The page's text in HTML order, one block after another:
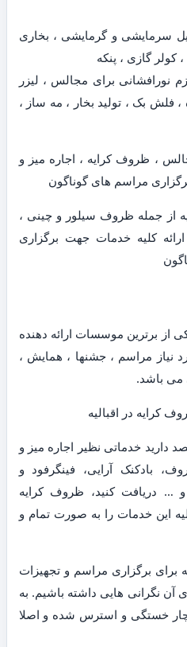
سرمایشی و گرمایشی ، بخاری
کولر گازی ، پنکه
نورافشانی برای مجالس ، لیزر
فلش بک ، تولید بخار ، مه ساز ،
، ظروف کرایه ، اجاره میز و
مراسم های گوناگون
از جمله ظروف سیلور و چینی ،
کلیه خدمات جهت برگزاری
از برترین موسسات ارائه دهنده
نیاز مراسم ، جشنها ، همایش ،
می باشد.
کرایه در اقبالیه
دارید خدماتی نظیر اجاره میز و
بادکنک آرایی، فینگرفود و
… دریافت کنید، ظروف کرایه
این خدمات را به صورت تمام و
برای برگزاری مراسم و تجهیزات
نگرانی هایی داشته باشیم. به
خستگی و استرس شده و اصلا